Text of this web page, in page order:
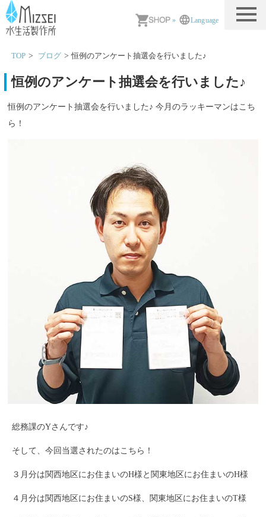
» Language
TOP ブログ 恒例のアンケート抽選会を行いました♪
恒例のアンケート抽選会を行いました♪
恒例のアンケート抽選会を行いました♪ 今月のラッキーマンはこち
ら！
総務課のYさんです♪
そして、今回当選されたのはこちら！
３月分は関西地区にお住まいのH様と関東地区にお住まいのH様
４月分は関西地区にお住まいのS様、関東地区にお住まいのT様